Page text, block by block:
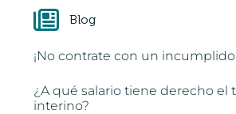
Blog
¡No contrate con un
¿A qué salario tiene derecho el
interino?